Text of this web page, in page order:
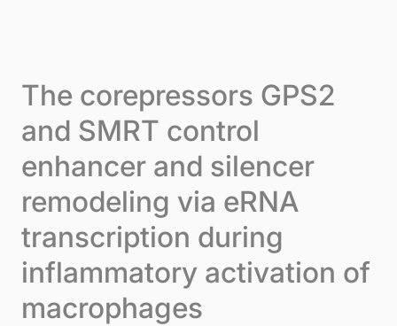
The corepressors GPS2
and SMRT control
enhancer and silencer
remodeling via eRNA
transcription during
inflammatory activation of
macrophages